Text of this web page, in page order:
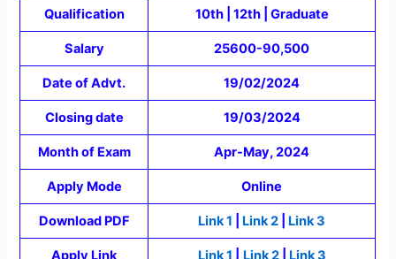
Qualification 10th | 12th | Graduate
Salary 25600-90,500
Date of Advt. 19/02/2024
Closing date 19/03/2024
Month of Exam Apr-May, 2024
Apply Mode Online
Download PDF Link 1 Link 2 Link 3
Apply Link Link 1 Link 2 Link 3